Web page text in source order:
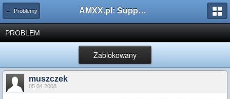
← Problemy AMXX.pl: Support AMX Mod X i SourceMod
PROBLEM
Zablokowany
muszczek
05.04.2008